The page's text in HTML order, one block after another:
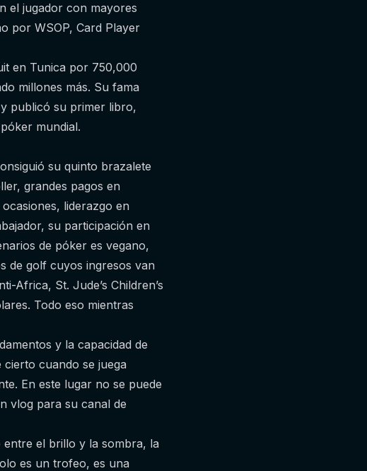
el jugador con mayores
por WSOP, Card Player
en Tunica por 750,000
millones más. Su fama
publicó su primer libro,
mundial.
su quinto brazalete
grandes pagos en
liderazgo en
su participación en
de póker es vegano,
de golf cuyos ingresos van
Africa, St. Jude’s Children’s
Todo eso mientras
y la capacidad de
cuando se juega
En este lugar no se puede
vlog para su canal de
entre el brillo y la sombra, la
es un trofeo, es una